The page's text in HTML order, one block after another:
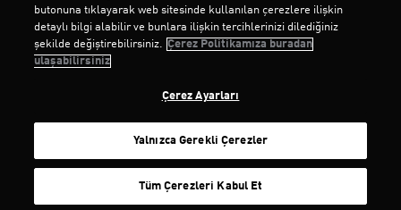
SEPETE EKLE
butonuna tıklayarak web sitesinde kullanılan çerezlere ilişkin
detaylı bilgi alabilir ve bunlara ilişkin tercihlerinizi dilediğiniz
şekilde değiştirebilirsiniz. Çerez Politikamıza buradan
ulaşabilirsiniz
Çerez Ayarları
Yalnızca Gerekli Çerezler
Tüm Çerezleri Kabul Et